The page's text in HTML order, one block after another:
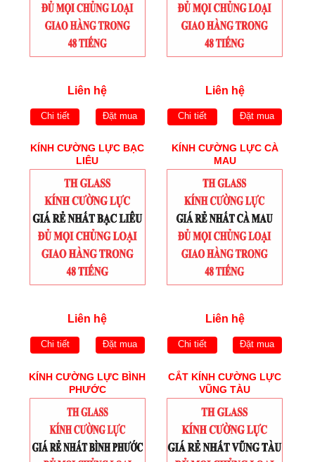
Liên hệ
Chi tiết Đặt mua
Liên hệ
Chi tiết Đặt mua
KÍNH CƯỜNG LỰC BẠC
LIÊU
Liên hệ
Chi tiết Đặt mua
KÍNH CƯỜNG LỰC CÀ
MAU
Liên hệ
Chi tiết Đặt mua
KÍNH CƯỜNG LỰC BÌNH
PHƯỚC
CẮT KÍNH CƯỜNG LỰC
VŨNG TÀU